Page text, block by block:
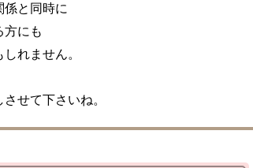
係と同時に
方にも
れません。
せて下さいね。